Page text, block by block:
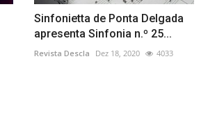
Sinfonietta de Ponta Delgada
apresenta Sinfonia n.º 25...
Revista Descla Dez 18, 2020 4033